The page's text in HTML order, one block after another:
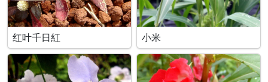
红叶千日紅 小米